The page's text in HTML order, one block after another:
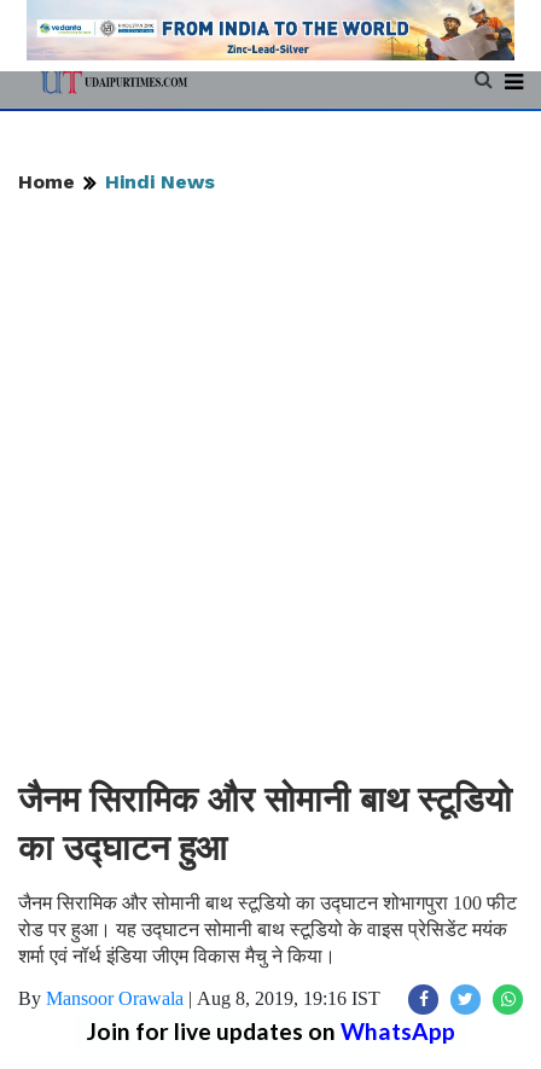
Home Hindi News
जैनम सिरामिक और सोमानी बाथ स्टूडियो
का उद्घाटन हुआ
जैनम सिरामिक और सोमानी बाथ स्टूडियो का उद्घाटन शोभागपुरा 100 फीट
रोड पर हुआ। यह उद्घाटन सोमानी बाथ स्टूडियो के वाइस प्रेसिडेंट मयंक
शर्मा एवं नॉर्थ इंडिया जीएम विकास मैचु ने किया।
By Mansoor Orawala | Aug 8, 2019, 19:16 IST
Join for live updates onWhatsApp